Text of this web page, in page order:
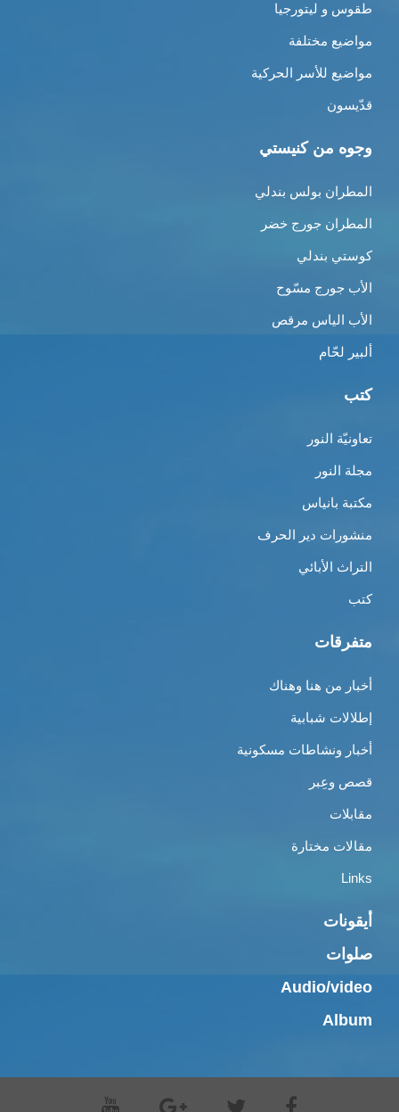
طقوس و ليتورجيا
مواضيع مختلفة
مواضيع للأسر الحركية
قدّيسون
وجوه من كنيستي
المطران بولس بندلي
المطران جورج خضر
كوستي بندلي
الأب جورج مسّوح
الأب الياس مرقص
ألبير لحّام
كتب
تعاونيّة النور
مجلة النور
مكتبة بانياس
منشورات دير الحرف
التراث الأبائي
كتب
متفرقات
أخبار من هنا وهناك
إطلالات شبابية
أخبار ونشاطات مسكونية
قصص وعِبر
مقابلات
مقالات مختارة
Links
أيقونات
صلوات
Audio/video
Album